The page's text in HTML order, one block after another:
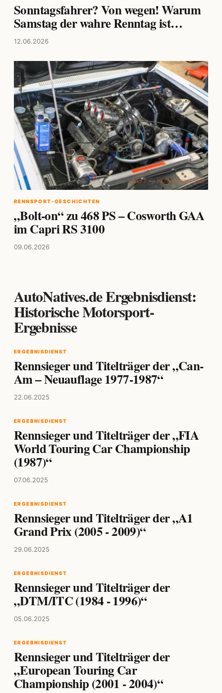
Sonntagsfahrer? Von wegen! Warum
Samstag der wahre Renntag ist…
12.06.2026
RENNSPORT-GESCHICHTEN
„Bolt-on“ zu 468 PS – Cosworth GAA
im Capri RS 3100
09.06.2026
AutoNatives.de Ergebnisdienst:
Historische Motorsport-
Ergebnisse
ERGEBNISDIENST
Rennsieger und Titelträger der „Can-
Am – Neuauflage 1977-1987“
22.06.2025
ERGEBNISDIENST
Rennsieger und Titelträger der „FIA
World Touring Car Championship
(1987)“
07.06.2025
ERGEBNISDIENST
Rennsieger und Titelträger der „A1
Grand Prix (2005 - 2009)“
29.06.2025
ERGEBNISDIENST
Rennsieger und Titelträger der
„DTM/ITC (1984 - 1996)“
05.06.2025
ERGEBNISDIENST
Rennsieger und Titelträger der
„European Touring Car
Championship (2001 - 2004)“